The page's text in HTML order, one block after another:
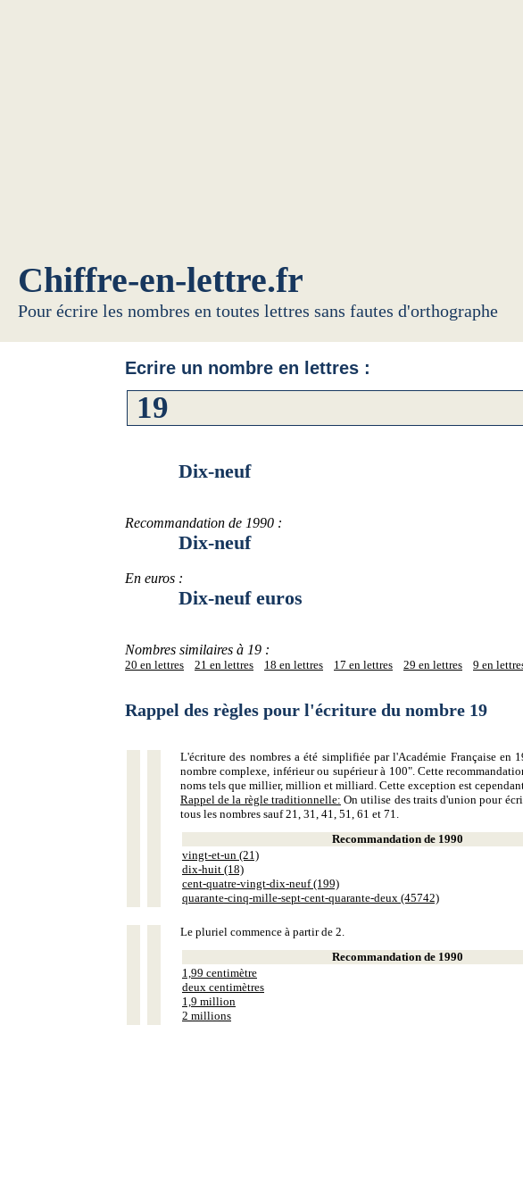
Chiffre-en-lettre.fr
Pour écrire les nombres en toutes lettres sans fautes d'orthographe
Ecrire un nombre en lettres :
Dix-neuf
Recommandation de 1990 :
Dix-neuf
En euros :
Dix-neuf euros
Nombres similaires à 19 :
20 en lettres 21 en lettres 18 en lettres 17 en lettres 29 en lettres 9 en
Rappel des règles pour l'écriture du nombre 19
L'écriture des nombres a été simplifiée par l'Académie Française
nombre complexe, inférieur ou supérieur à 100". Cette
noms tels que millier, million et milliard. Cette exception est
Rappel de la règle traditionnelle: On utilise des traits d'union pour
tous les nombres sauf 21, 31, 41, 51, 61 et 71.
Recommandation de 1990
vingt-et-un (21)
dix-huit (18)
cent-quatre-vingt-dix-neuf (199)
quarante-cinq-mille-sept-cent-quarante-deux (45742)
Le pluriel commence à partir de 2.
Recommandation de 1990
1,99 centimètre
deux centimètres
1,9 million
2 millions